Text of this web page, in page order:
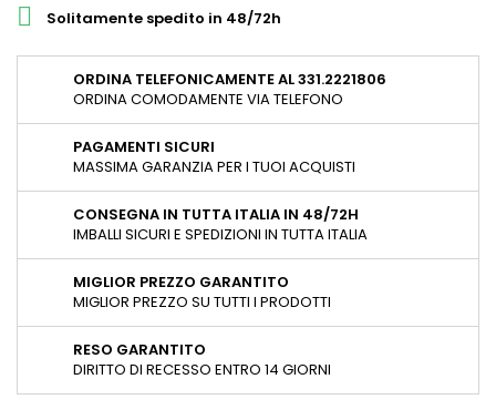
 Solitamente spedito in 48/72h
ORDINA TELEFONICAMENTE AL 331.2221806
ORDINA COMODAMENTE VIA TELEFONO
PAGAMENTI SICURI
MASSIMA GARANZIA PER I TUOI ACQUISTI
CONSEGNA IN TUTTA ITALIA IN 48/72H
IMBALLI SICURI E SPEDIZIONI IN TUTTA ITALIA
MIGLIOR PREZZO GARANTITO
MIGLIOR PREZZO SU TUTTI I PRODOTTI
RESO GARANTITO
DIRITTO DI RECESSO ENTRO 14 GIORNI